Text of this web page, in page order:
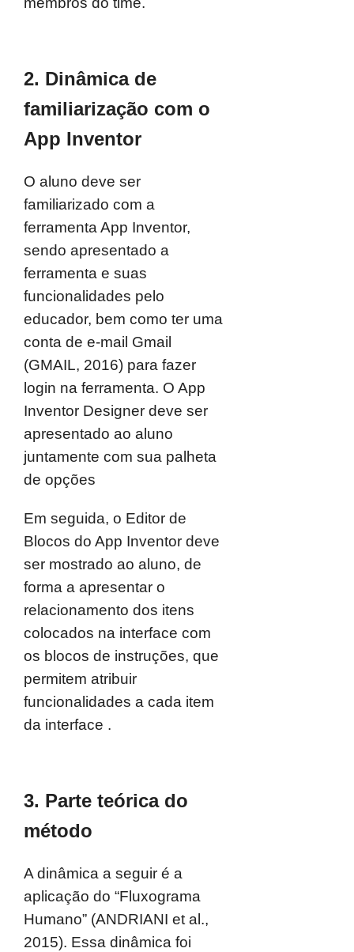
2. Dinâmica de
familiarização com o
App Inventor
O aluno deve ser
familiarizado com a
ferramenta App Inventor,
sendo apresentado a
ferramenta e suas
funcionalidades pelo
educador, bem como ter uma
conta de e-mail Gmail
(GMAIL, 2016) para fazer
login na ferramenta. O App
Inventor Designer deve ser
apresentado ao aluno
juntamente com sua palheta
de opções
Em seguida, o Editor de
Blocos do App Inventor deve
ser mostrado ao aluno, de
forma a apresentar o
relacionamento dos itens
colocados na interface com
os blocos de instruções, que
permitem atribuir
funcionalidades a cada item
da interface .
3. Parte teórica do
método
A dinâmica a seguir é a
aplicação do “Fluxograma
Humano” (ANDRIANI et al.,
2015). Essa dinâmica foi